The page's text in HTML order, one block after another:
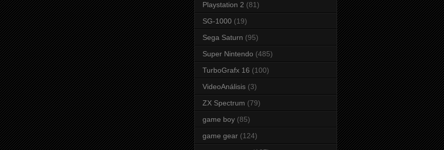
Playstation 2 (81)
SG-1000 (19)
Sega Saturn (95)
Super Nintendo (485)
TurboGrafx 16 (100)
VideoAnálisis (3)
ZX Spectrum (79)
game boy (85)
game gear (124)